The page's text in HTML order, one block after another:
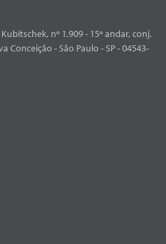
nº 1.909 - 15º andar, conj.
Conceição - São Paulo - SP - 04543-